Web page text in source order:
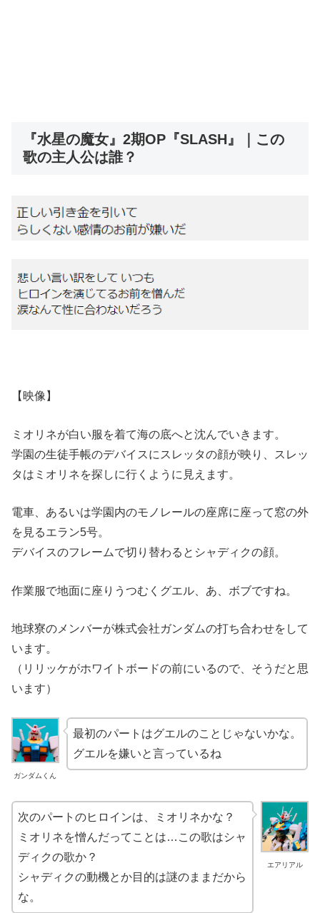
『水星の魔女』2期OP『SLASH』｜この
歌の主人公は誰？
【映像】
ミオリネが白い服を着て海の底へと沈んでいきます。
学園の生徒手帳のデバイスにスレッタの顔が映り、スレッ
タはミオリネを探しに行くように見えます。
電車、あるいは学園内のモノレールの座席に座って窓の外
を見るエラン5号。
デバイスのフレームで切り替わるとシャディクの顔。
作業服で地面に座りうつむくグエル、あ、ボブですね。
地球寮のメンバーが株式会社ガンダムの打ち合わせをして
います。
（リリッケがホワイトボードの前にいるので、そうだと思
います）
ガンダムくん
最初のパートはグエルのことじゃないかな。
グエルを嫌いと言っているね
エアリアル
次のパートのヒロインは、ミオリネかな？
ミオリネを憎んだってことは…この歌はシャ
ディクの歌か？
シャディクの動機とか目的は謎のままだから
な。